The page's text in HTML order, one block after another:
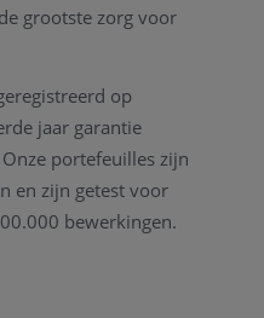
grootste zorg voor
op
jaar garantie
portefeuilles zijn
en zijn getest voor
bewerkingen.
in 2009 en